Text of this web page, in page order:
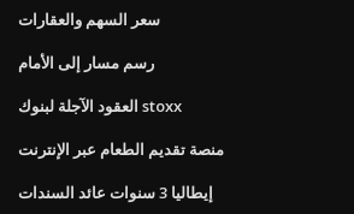
سعر السهم والعقارات
رسم مسار إلى الأمام
العقود الآجلة لبنوك stoxx
منصة تقديم الطعام عبر الإنترنت
إيطاليا 3 سنوات عائد السندات